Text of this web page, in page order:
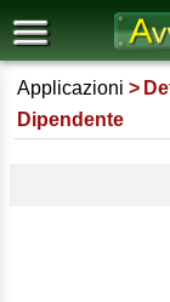
Applicazioni
Dipendente